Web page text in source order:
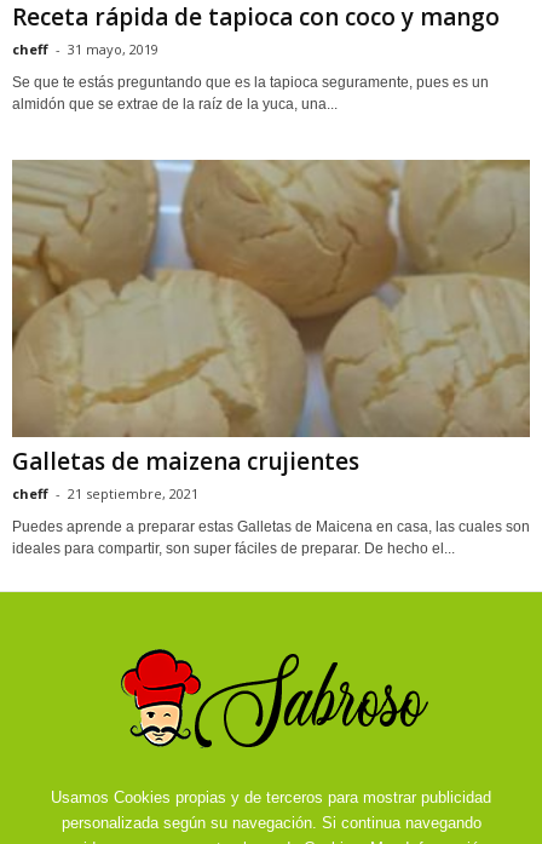
Receta rápida de tapioca con coco y mango
cheff - 31 mayo, 2019
Se que te estás preguntando que es la tapioca seguramente, pues es un
almidón que se extrae de la raíz de la yuca, una...
Galletas de maizena crujientes
cheff - 21 septiembre, 2021
Puedes aprende a preparar estas Galletas de Maicena en casa, las cuales son
ideales para compartir, son super fáciles de preparar. De hecho el...
Usamos Cookies propias y de terceros para mostrar publicidad
personalizada según su navegación. Si continua navegando